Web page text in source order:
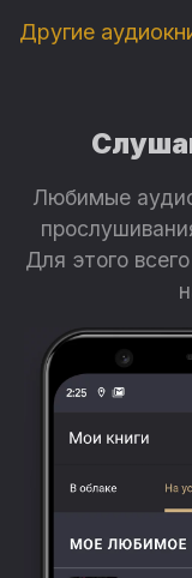
Другие
Любимые
Для этого